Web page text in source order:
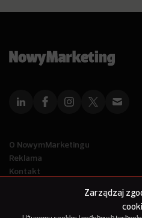
Zarządzaj
O NowymMarketingu
Reklama
Kontakt